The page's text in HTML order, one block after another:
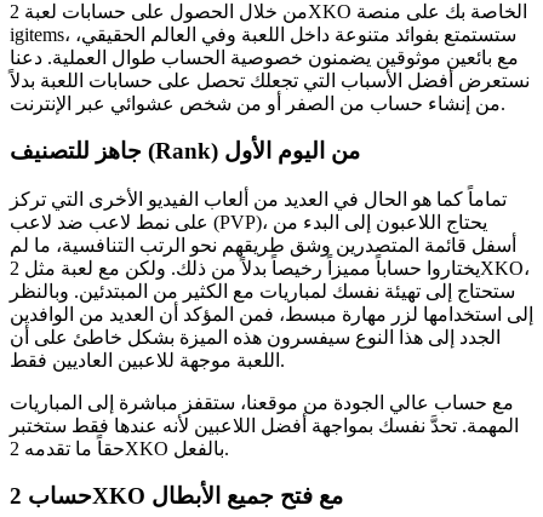
من خلال الحصول على حسابات لعبة 2XKO الخاصة بك على منصة
igitems، ستستمتع بفوائد متنوعة داخل اللعبة وفي العالم الحقيقي،
مع بائعين موثوقين يضمنون خصوصية الحساب طوال العملية. دعنا
نستعرض أفضل الأسباب التي تجعلك تحصل على حسابات اللعبة بدلاً
من إنشاء حساب من الصفر أو من شخص عشوائي عبر الإنترنت.
جاهز للتصنيف (Rank) من اليوم الأول
تماماً كما هو الحال في العديد من ألعاب الفيديو الأخرى التي تركز
على نمط لاعب ضد لاعب (PVP)، يحتاج اللاعبون إلى البدء من
أسفل قائمة المتصدرين وشق طريقهم نحو الرتب التنافسية، ما لم
يختاروا حساباً مميزاً رخيصاً بدلاً من ذلك. ولكن مع لعبة مثل 2XKO،
ستحتاج إلى تهيئة نفسك لمباريات مع الكثير من المبتدئين. وبالنظر
إلى استخدامها لزر مهارة مبسط، فمن المؤكد أن العديد من الوافدين
الجدد إلى هذا النوع سيفسرون هذه الميزة بشكل خاطئ على أن
اللعبة موجهة للاعبين العاديين فقط.
مع حساب عالي الجودة من موقعنا، ستقفز مباشرة إلى المباريات
المهمة. تحدَّ نفسك بمواجهة أفضل اللاعبين لأنه عندها فقط ستختبر
حقاً ما تقدمه 2XKO بالفعل.
حساب 2XKO مع فتح جميع الأبطال